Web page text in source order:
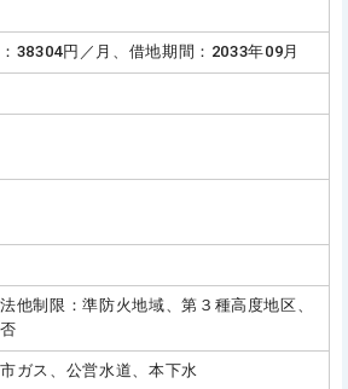
38304円／月、借地期間：2033年09月
他制限：準防火地域、第３種高度地区、
ガス、公営水道、本下水